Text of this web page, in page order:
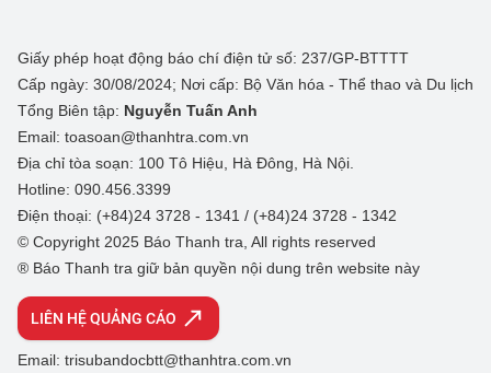
Giấy phép hoạt động báo chí điện tử số: 237/GP-BTTTT
Cấp ngày: 30/08/2024; Nơi cấp: Bộ Văn hóa - Thể thao và Du lịch
Tổng Biên tập: Nguyễn Tuấn Anh
Email: toasoan@thanhtra.com.vn
Địa chỉ tòa soạn: 100 Tô Hiệu, Hà Đông, Hà Nội.
Hotline: 090.456.3399
Điện thoại: (+84)24 3728 - 1341 / (+84)24 3728 - 1342
© Copyright 2025 Báo Thanh tra, All rights reserved
® Báo Thanh tra giữ bản quyền nội dung trên website này
LIÊN HỆ QUẢNG CÁO
Email: trisubandocbtt@thanhtra.com.vn